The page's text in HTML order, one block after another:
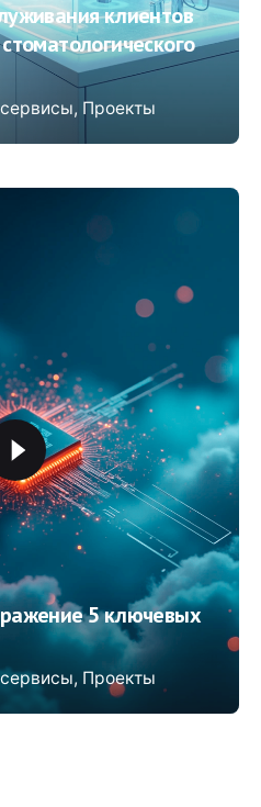
клиентов
Проекты
5 ключевых
Проекты